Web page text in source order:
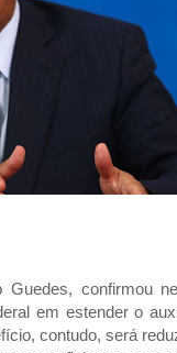
confirmou
em estender o
contudo, será